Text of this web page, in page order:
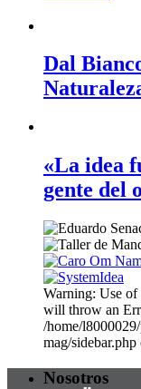
Dal
«La idea
gente del
Warning: Use of
will throw an
/home/
mag/
Nosotros